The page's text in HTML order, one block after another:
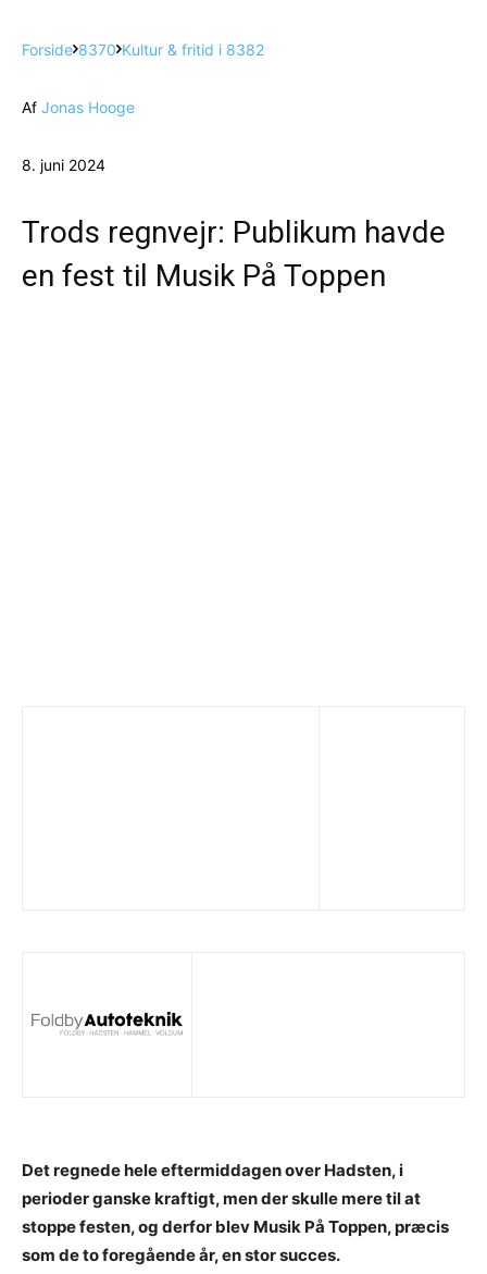
Forside 8370 Kultur & fritid i 8382
Af Jonas Hooge
8. juni 2024
Trods regnvejr: Publikum havde
en fest til Musik På Toppen
Det regnede hele eftermiddagen over Hadsten, i
perioder ganske kraftigt, men der skulle mere til at
stoppe festen, og derfor blev Musik På Toppen, præcis
som de to foregående år, en stor succes.